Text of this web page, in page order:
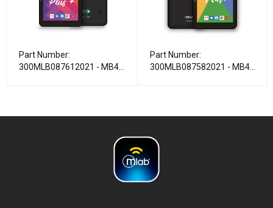
Part Number:
300MLB087612021 - MB4
Part Number:
300MLB087582021 - MB4